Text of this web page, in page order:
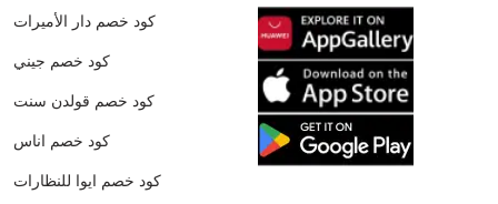
كود خصم دار الأميرات
كود خصم جيني
كود خصم قولدن سنت
كود خصم اناس
كود خصم ايوا للنظارات